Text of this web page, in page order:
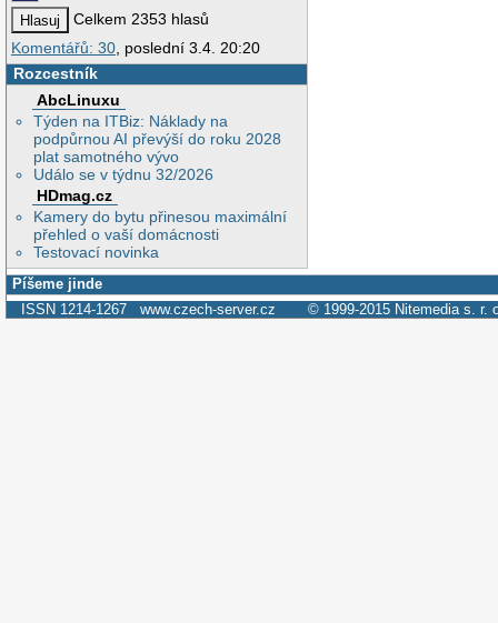
Celkem 2353 hlasů
Komentářů: 30 , poslední 3.4. 20:20
Rozcestník
AbcLinuxu
Týden na ITBiz: Náklady na
podpůrnou AI převýší do roku 2028
plat samotného vývo
Událo se v týdnu 32/2026
HDmag.cz
Kamery do bytu přinesou maximální
přehled o vaší domácnosti
Testovací novinka
Píšeme jinde
ISSN 1214-1267 www.czech-server.cz © 1999-2015 Nitemedia s. r.